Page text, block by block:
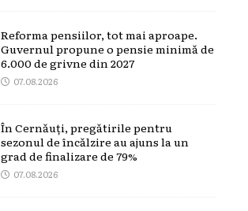
Reforma pensiilor, tot mai aproape.
Guvernul propune o pensie minimă de
6.000 de grivne din 2027
07.08.2026
În Cernăuți, pregătirile pentru
sezonul de încălzire au ajuns la un
grad de finalizare de 79%
07.08.2026